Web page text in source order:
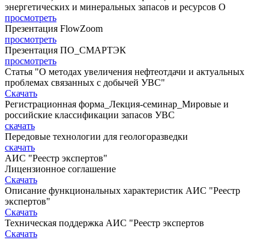
энергетических и минеральных запасов и ресурсов О
просмотреть
Презентация FlowZoom
просмотреть
Презентация ПО_СМАРТЭК
просмотреть
Статья "О методах увеличения нефтеотдачи и актуальных
проблемах связанных с добычей УВС"
Скачать
Регистрационная форма_Лекция-семинар_Мировые и
российские классификации запасов УВС
скачать
Передовые технологии для геологоразведки
скачать
АИС "Реестр экспертов"
Лицензионное соглашение
Скачать
Описание функциональных характеристик АИС "Реестр
экспертов"
Скачать
Техническая поддержка АИС "Реестр экспертов
Скачать